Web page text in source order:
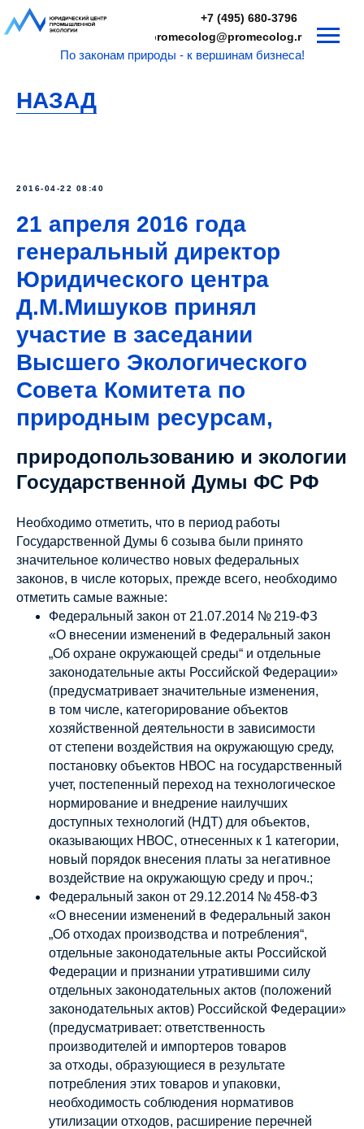
По законам природы - к вершинам бизнеса!
+7 (495) 680-3796
promecolog@promecolog.ru
НАЗАД
2016-04-22 08:40
21 апреля 2016 года
генеральный директор
Юридического центра
Д.М.Мишуков принял
участие в заседании
Высшего Экологического
Совета Комитета по
природным ресурсам,
природопользованию и экологии
Государственной Думы ФС РФ
Необходимо отметить, что в период работы
Государственной Думы 6 созыва были принято
значительное количество новых федеральных
законов, в числе которых, прежде всего, необходимо
отметить самые важные:
Федеральный закон от 21.07.2014 № 219-ФЗ
«О внесении изменений в Федеральный закон
„Об охране окружающей среды“ и отдельные
законодательные акты Российской Федерации»
(предусматривает значительные изменения,
в том числе, категорирование объектов
хозяйственной деятельности в зависимости
от степени воздействия на окружающую среду,
постановку объектов НВОС на государственный
учет, постепенный переход на технологическое
нормирование и внедрение наилучших
доступных технологий (НДТ) для объектов,
оказывающих НВОС, отнесенных к 1 категории,
новый порядок внесения платы за негативное
воздействие на окружающую среду и проч.;
Федеральный закон от 29.12.2014 № 458-ФЗ
«О внесении изменений в Федеральный закон
„Об отходах производства и потребления“,
отдельные законодательные акты Российской
Федерации и признании утратившими силу
отдельных законодательных актов (положений
законодательных актов) Российской Федерации»
(предусматривает: ответственность
производителей и импортеров товаров
за отходы, образующиеся в результате
потребления этих товаров и упаковки,
необходимость соблюдения нормативов
утилизации отходов, расширение перечней